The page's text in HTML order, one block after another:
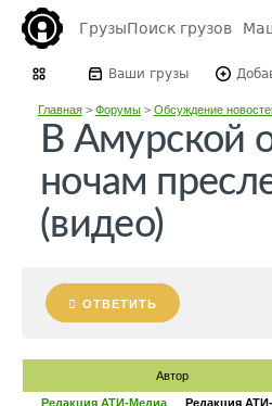
ГрузыПоиск грузов
Ваши грузы
Главная> Форумы> Обсуждение
В Амурской
ночам
(видео)
ОТВЕТИТЬ
Автор
Редакция АТИ-Медиа
Редакция АТИ-